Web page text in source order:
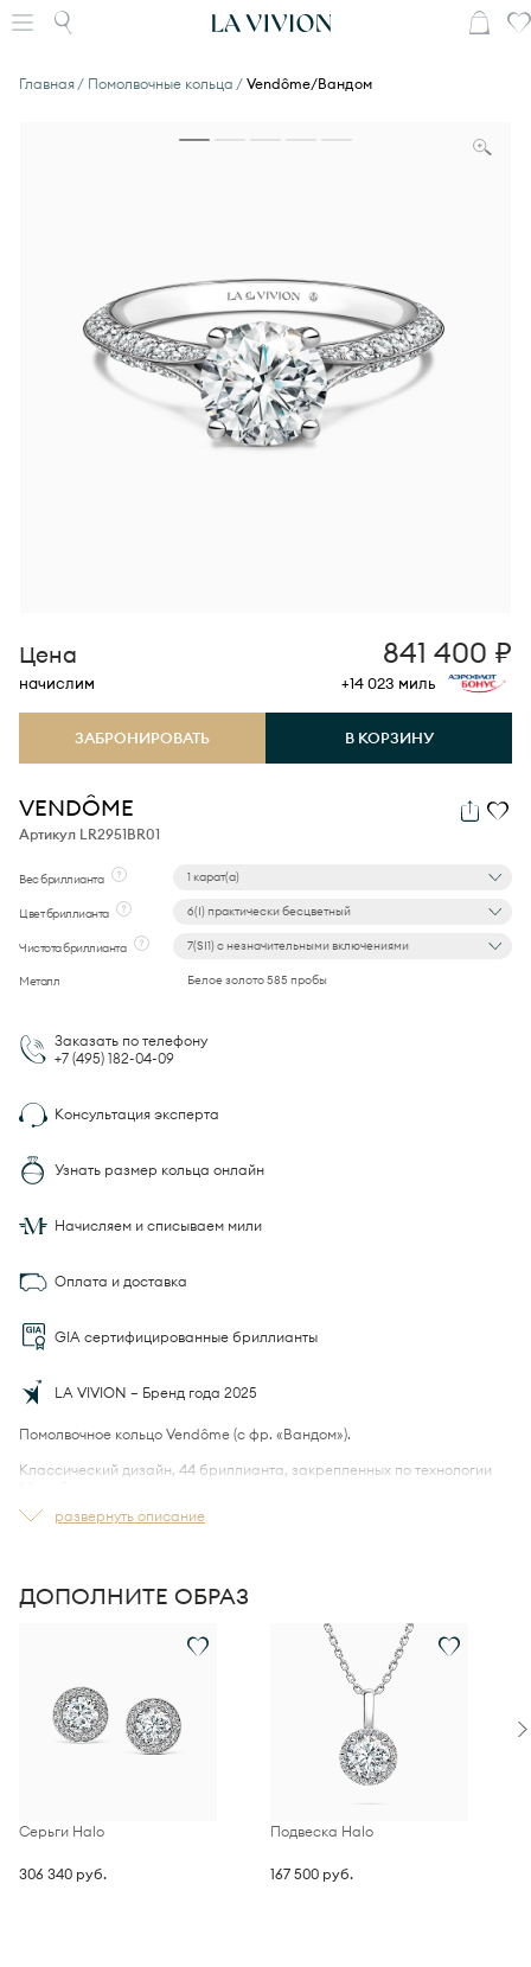
Главная Помолвочные кольца Vendôme/Вандом
VENDÔME
Артикул LR2951BR01
Вес бриллианта 1 карат(а)
Цвет бриллианта 6(I) практически бесцветный
Чистота бриллианта 7(SI1) с незначительными включениями
Металл Белое золото 585 пробы
Цена 841 400 ₽
начислим +14 023 миль
ЗАБРОНИРОВАТЬ В КОРЗИНУ
Заказать по телефону
+7 (495) 182-04-09
Начисляем и списываем мили
Консультация эксперта
Оплата и доставка
Узнать размер кольца онлайн
GIA сертифицированные бриллианты
LA VIVION — Бренд года 2025
Помолвочное кольцо Vendôme (с фр. «Вандом»).
Классический дизайн, 44 бриллианта, закрепленных по технологии
Благодаря технологииLA VIVION Ultra Comfort Fit™
развернуть описание
ДОПОЛНИТЕ ОБРАЗ
Серьги Halo
306 340 руб.
Подвеска Halo
167 500 руб.